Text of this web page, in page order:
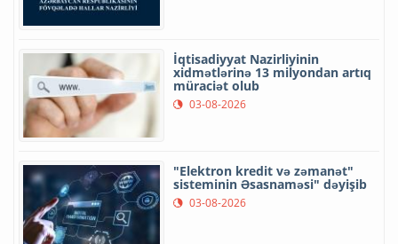
İqtisadiyyat Nazirliyinin
xidmətlərinə 13 milyondan artıq
müraciət olub
03-08-2026
"Elektron kredit və zəmanət"
sisteminin Əsasnaməsi" dəyişib
03-08-2026